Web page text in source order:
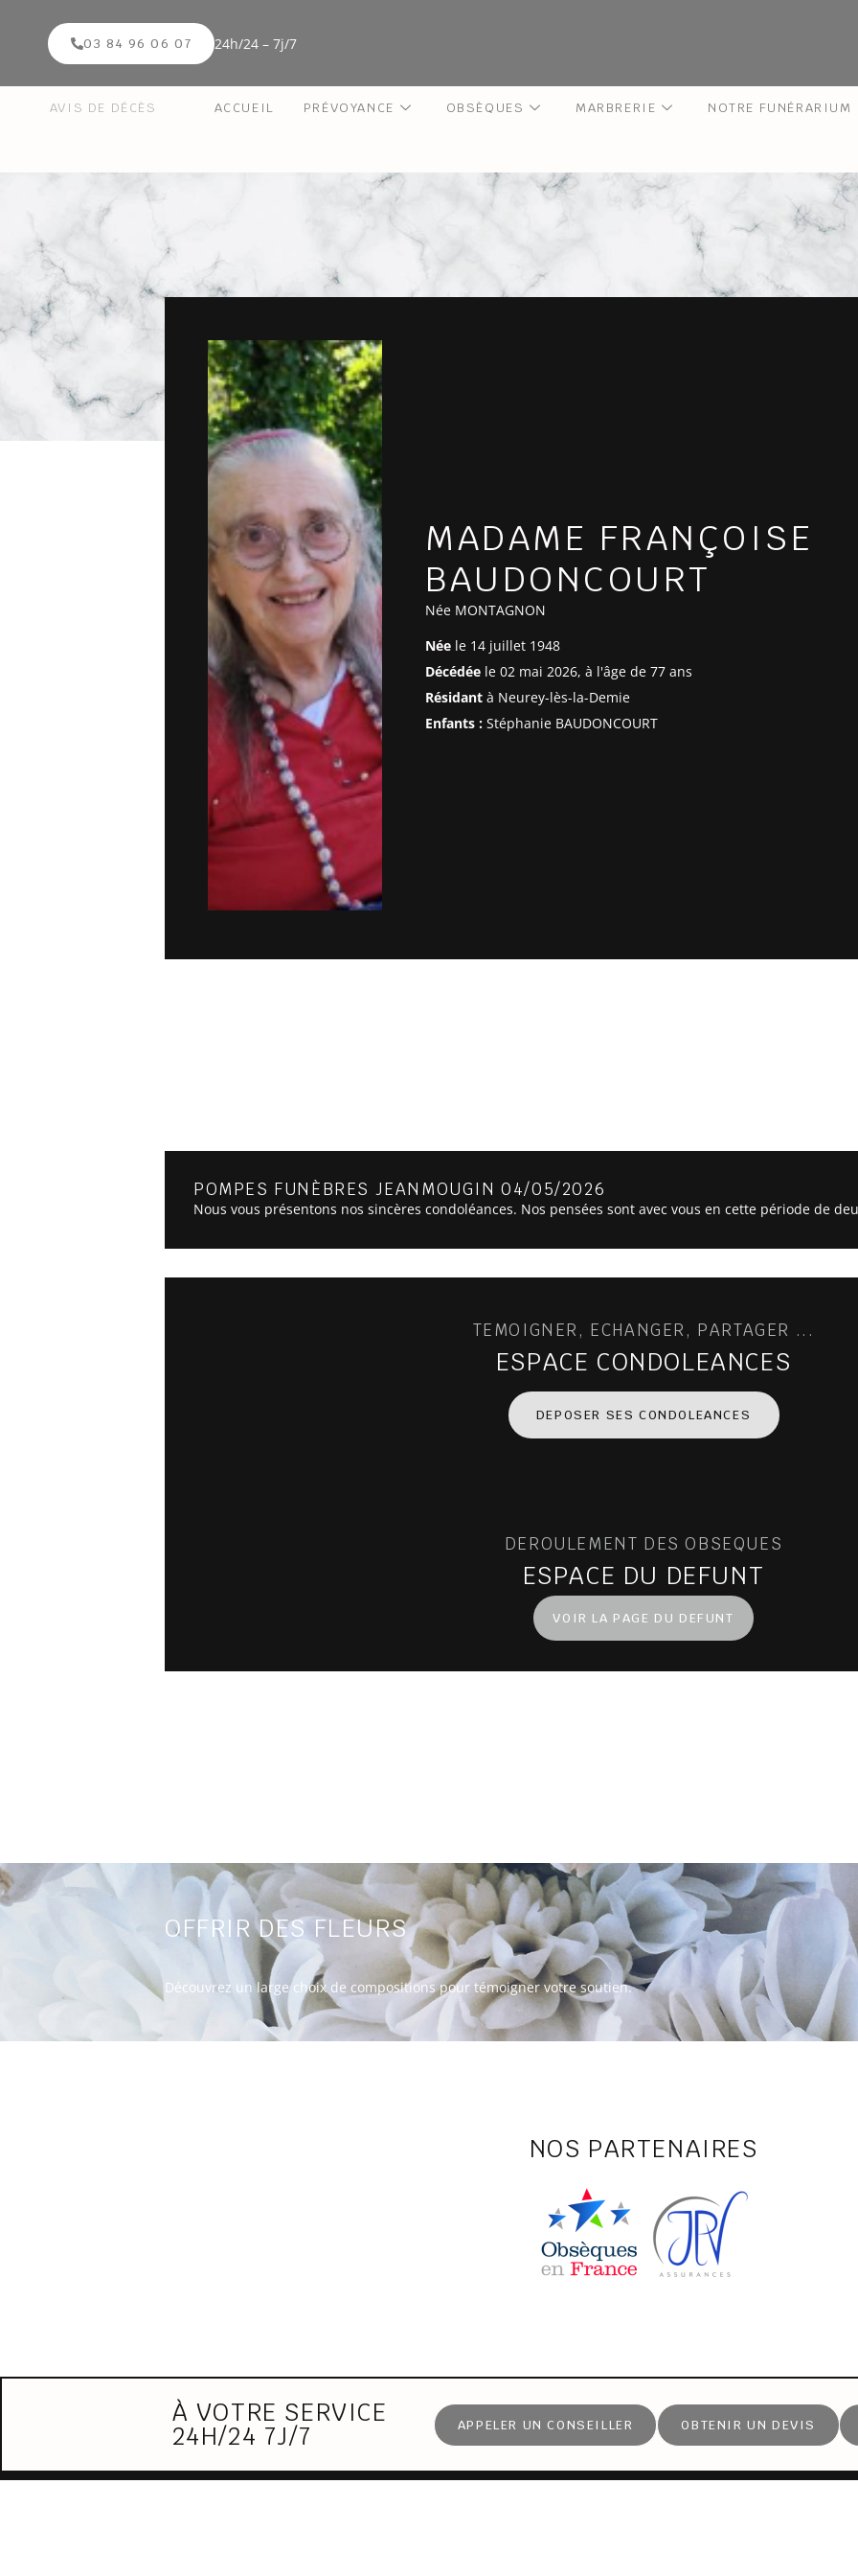
03 84 96 06 07 24h/24 – 7j/7
AVIS DE DÉCÈS ACCUEIL PRÉVOYANCE OBSÈQUES MARBRERIE NOTRE FUNÉRARIUM
MADAME FRANÇOISE
BAUDONCOURT
Née MONTAGNON
Née le 14 juillet 1948
Décédée le 02 mai 2026, à l'âge de 77 ans
Résidant à Neurey-lès-la-Demie
Enfants : Stéphanie BAUDONCOURT
POMPES FUNÈBRES JEANMOUGIN 04/05/2026
Nous vous présentons nos sincères condoléances. Nos pensées sont avec vous en cette période de
TEMOIGNER, ECHANGER, PARTAGER ...
ESPACE CONDOLEANCES
DEPOSER SES CONDOLEANCES
DEROULEMENT DES OBSEQUES
ESPACE DU DEFUNT
VOIR LA PAGE DU DEFUNT
OFFRIR DES FLEURS
Découvrez un large choix de compositions pour témoigner votre soutien.
NOS PARTENAIRES
À VOTRE SERVICE
24H/24 7J/7 APPELER UN CONSEILLER OBTENIR UN DEVIS